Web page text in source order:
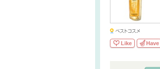
Like Have